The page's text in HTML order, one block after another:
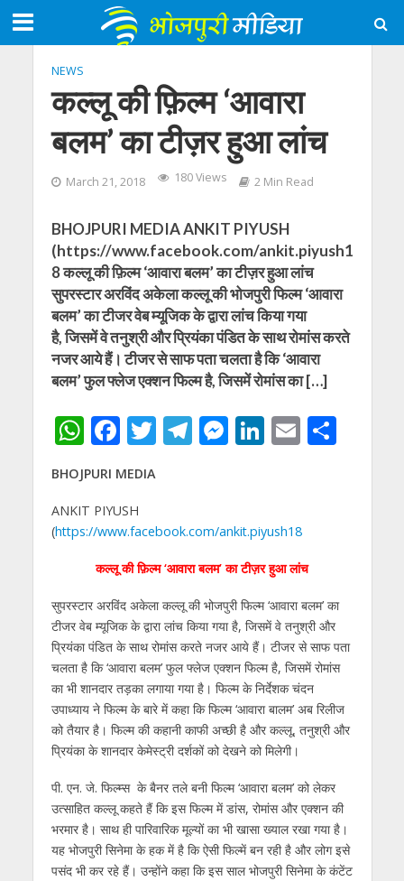
NEWS
कल्‍लू की फ़िल्म ‘आवारा
बलम’ का टीज़र हुआ लांच
March 21, 2018 180 Views 2 Min Read
BHOJPURI MEDIA ANKIT PIYUSH
(https://www.facebook.com/ankit.piyush1
8 कल्‍लू की फ़िल्म ‘आवारा बलम’ का टीज़र हुआ लांच
सुपरस्टार अरविंद अकेला कल्‍लू की भोजपुरी फिल्‍म ‘आवारा
बलम’ का टीजर वेब म्‍यूजिक के द्वारा लांच किया गया
है, जिसमें वे तनुश्री और प्रियंका पंडित के साथ रोमांस करते
नजर आये हैं। टीजर से साफ पता चलता है कि ‘आवारा
बलम’ फुल फ्लेज एक्‍शन फिल्‍म है, जिसमें रोमांस का […]
W
h
at
s
A
p
p
F
ac
e
b
o
o
k
T
itt
er
T
gr
a
m
M
e
n
g
er
Li
dI
n
E
l
S
BHOJPURI MEDIA
ANKIT PIYUSH
(https://www.facebook.com/ankit.piyush18
कल्‍लू की फ़िल्म ‘आवारा बलम’ का टीज़र हुआ लांच
सुपरस्टार अरविंद अकेला कल्‍लू की भोजपुरी फिल्‍म ‘आवारा बलम’ का
टीजर वेब म्‍यूजिक के द्वारा लांच किया गया है, जिसमें वे तनुश्री और
प्रियंका पंडित के साथ रोमांस करते नजर आये हैं। टीजर से साफ पता
चलता है कि ‘आवारा बलम’ फुल फ्लेज एक्‍शन फिल्‍म है, जिसमें रोमांस
का भी शानदार तड़का लगाया गया है। फिल्‍म के निर्देशक चंदन
उपाध्‍याय ने फिल्‍म के बारे में कहा कि फिल्‍म ‘आवारा बालम’ अब रिलीज
को तैयार है। फिल्‍म की कहानी काफी अच्‍छी है और कल्‍लू, तनुश्री और
प्रियंका के शानदार केमेस्‍ट्री दर्शकों को देखने को मिलेगी।
पी. एन. जे. फिल्म्स के बैनर तले बनी फिल्म ‘आवारा बलम’ को लेकर
उत्‍साहित कल्‍लू कहते हैं कि इस फिल्‍म में डांस, रोमांस और एक्‍शन की
भरमार है। साथ ही पारिवारिक मूल्‍यों का भी खासा ख्‍याल रखा गया है।
यह भोजपुरी सिनेमा के हक में है कि ऐसी फिल्‍में बन रही है और लोग इसे
पसंद भी कर रहे हैं। उन्‍होंने कहा कि इस साल भोजपुरी सिनेमा के कंटेंट